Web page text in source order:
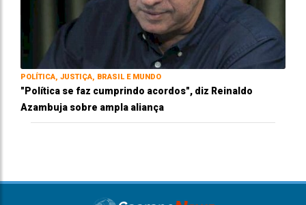
POLÍTICA, JUSTIÇA, BRASIL E MUNDO
"Política se faz cumprindo acordos", diz Reinaldo
Azambuja sobre ampla aliança